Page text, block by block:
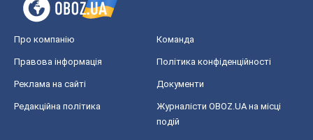
Про компанію Команда
Правова інформація Політика конфіденційності
Реклама на сайті Документи
Редакційна політика
Журналісти OBOZ.UA на місці
подій